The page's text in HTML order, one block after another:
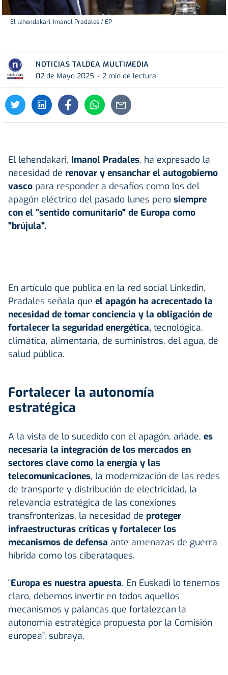
El lehendakari, Imanol Pradales / EP
NOTICIAS TALDEA MULTIMEDIA
02 de Mayo 2025
2 min de lectura
El lehendakari, Imanol Pradales, ha expresado la
necesidad de renovar y ensanchar el autogobierno
vasco para responder a desafíos como los del
apagón eléctrico del pasado lunes pero siempre
con el "sentido comunitario" de Europa como
"brújula".
En artículo que publica en la red social Linkedin,
Pradales señala que el apagón ha acrecentado la
necesidad de tomar conciencia y la obligación de
fortalecer la seguridad energética, tecnológica,
climática, alimentaria, de suministros, del agua, de
salud pública.
Fortalecer la autonomía
estratégica
A la vista de lo sucedido con el apagón, añade, es
necesaria la integración de los mercados en
sectores clave como la energía y las
telecomunicaciones, la modernización de las redes
de transporte y distribución de electricidad, la
relevancia estratégica de las conexiones
transfronterizas, la necesidad de proteger
infraestructuras críticas y fortalecer los
mecanismos de defensa ante amenazas de guerra
híbrida como los ciberataques.
"Europa es nuestra apuesta. En Euskadi lo tenemos
claro, debemos invertir en todos aquellos
mecanismos y palancas que fortalezcan la
autonomía estratégica propuesta por la Comisión
europea", subraya.